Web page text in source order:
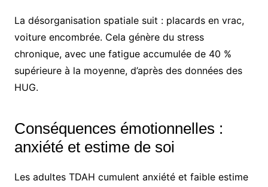
La désorganisation spatiale suit : placards en vrac,
voiture encombrée. Cela génère du stress
chronique, avec une fatigue accumulée de 40 %
supérieure à la moyenne, d’après des données des
HUG.
Conséquences émotionnelles :
anxiété et estime de soi
Les adultes TDAH cumulent anxiété et faible estime